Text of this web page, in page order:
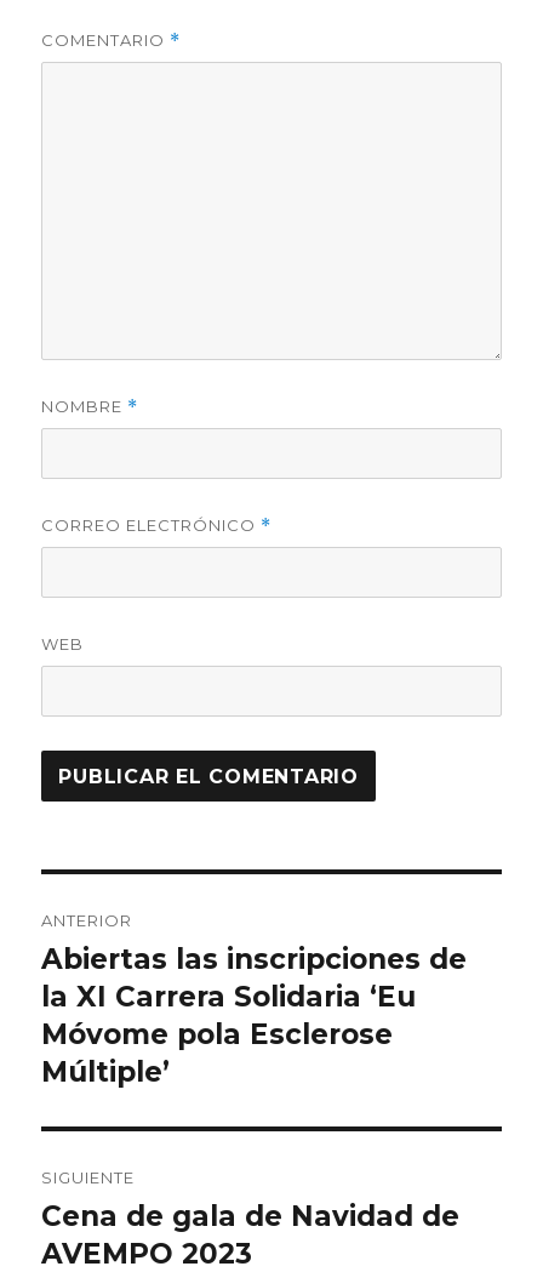
COMENTARIO *
NOMBRE *
CORREO ELECTRÓNICO *
WEB
de
entradas
ANTERIOR
Entrada
anterior:
Abiertas las inscripciones de
la XI Carrera Solidaria ‘Eu
Móvome pola Esclerose
Múltiple’
SIGUIENTE
Entrada
siguiente:
Cena de gala de Navidad de
AVEMPO 2023